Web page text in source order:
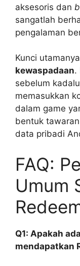
aksesoris dan
sangatlah
pengalaman
Kunci
kewaspadaan.
sebelum
memasukkan
dalam game
bentuk
data pribadi
FAQ:
Umum
Q1: Apakah
mendapatkan